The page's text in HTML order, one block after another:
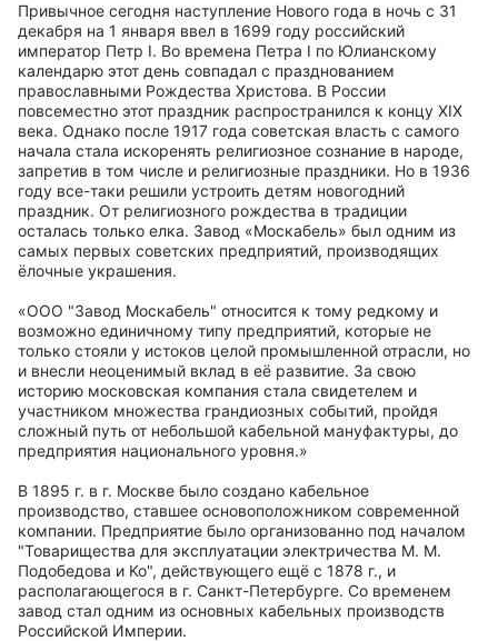
Привычное сегодня наступление Нового года в ночь с 31
декабря на 1 января ввел в 1699 году российский
император Петр I. Во времена Петра I по Юлианскому
календарю этот день совпадал с празднованием
православными Рождества Христова. В России
повсеместно этот праздник распространился к концу XIX
века. Однако после 1917 года советская власть с самого
начала стала искоренять религиозное сознание в народе,
запретив в том числе и религиозные праздники. Но в 1936
году все-таки решили устроить детям новогодний
праздник. От религиозного рождества в традиции
осталась только елка. Завод «Москабель» был одним из
самых первых советских предприятий, производящих
ёлочные украшения.
«OOO "Завод Mocкaбeль" относится к тому редкому и
возможно единичному типу предприятий, которые не
только стояли y истоков целой промышленной отрасли, но
и внесли неоценимый вклад в eё развитие. За свою
историю московская компания стала свидетелем и
участником множества грандиозных событий, пройдя
сложный путь от небольшой кабельной мануфактуры, до
предприятия национального уровня.»
В 1895 г. в г. Mocквe было создано кабельное
производство, ставшее основоположником современной
компании. Предприятие было организованно под началом
"Toвapищecтвa для эксплуатации электричества M. M.
Пoдoбeдoвa и Ko", действующего ещё c 1878 г., и
располагающегося в г. Санкт-Петербурге. Со временем
завод стал одним из основных кабельных производств
Российской Империи.